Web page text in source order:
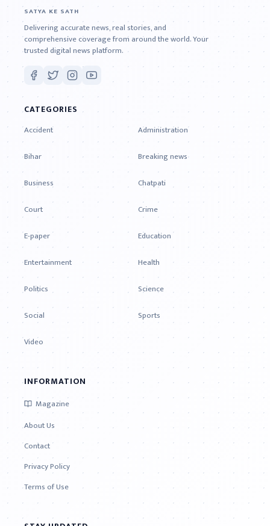
SATYA KE SATH
Delivering accurate news, real stories, and
comprehensive coverage from around the world. Your
trusted digital news platform.
CATEGORIES
Accident
Administration
Bihar
Breaking news
Business
Chatpati
Court
Crime
E-paper
Education
Entertainment
Health
Politics
Science
Social
Sports
Video
INFORMATION
Magazine
About Us
Contact
Privacy Policy
Terms of Use